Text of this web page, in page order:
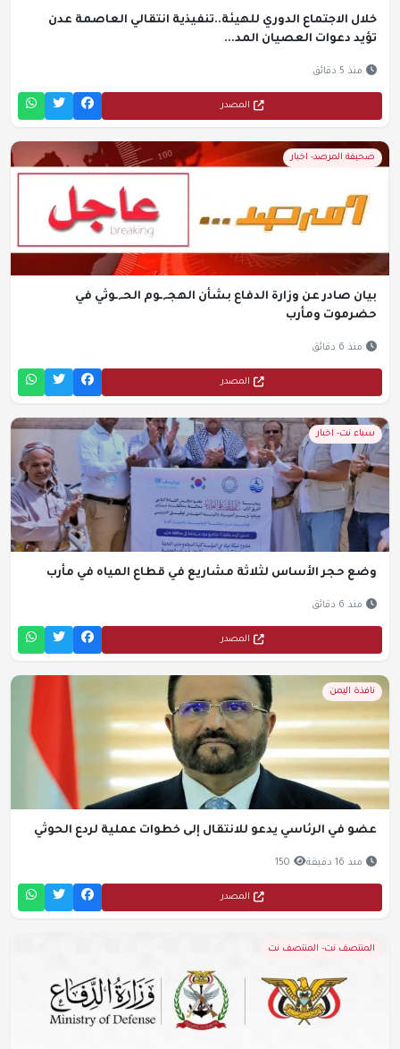
خلال الاجتماع الدوري للهيئة..تنفيذية انتقالي العاصمة عدن
تؤيد دعوات العصيان المد...
منذ 5 دقائق
المصدر
صحيفة المرصد- اخبار
بيان صادر عن وزارة الدفاع بشأن الهجـ,ـوم الحـ,ـوثي في
حضرموت ومأرب
منذ 6 دقائق
المصدر
سباء نت- اخبار
وضع حجر الأساس لثلاثة مشاريع في قطاع المياه في مأرب
منذ 6 دقائق
المصدر
نافذة اليمن
عضو في الرئاسي يدعو للانتقال إلى خطوات عملية لردع الحوثي
منذ 16 دقيقة 150
المصدر
المنتصف نت- المنتصف نت